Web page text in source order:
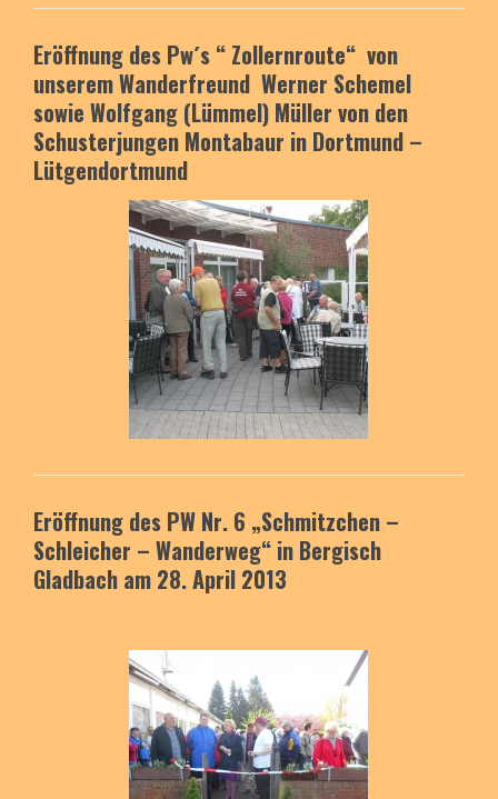
Eröffnung des Pw´s “ Zollernroute“ von
unserem Wanderfreund Werner Schemel
sowie Wolfgang (Lümmel) Müller von den
Schusterjungen Montabaur in Dortmund –
Lütgendortmund
Eröffnung des PW Nr. 6 „Schmitzchen –
Schleicher – Wanderweg“ in Bergisch
Gladbach am 28. April 2013